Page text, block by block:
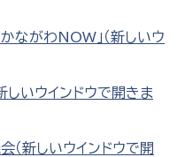
ながわNOW」 （新しいウ
しいウインドウで開きま
（新しいウインドウで開